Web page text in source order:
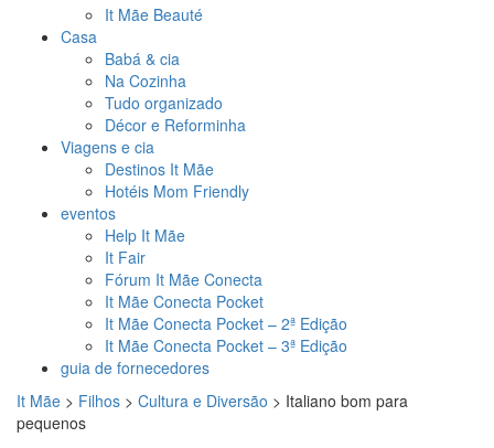
It Mãe Beauté
Casa
Babá & cia
Na Cozinha
Tudo organizado
Décor e Reforminha
Viagens e cia
Destinos It Mãe
Hotéis Mom Friendly
eventos
Help It Mãe
It Fair
Fórum It Mãe Conecta
It Mãe Conecta Pocket
It Mãe Conecta Pocket – 2ª Edição
It Mãe Conecta Pocket – 3ª Edição
guia de fornecedores
It Mãe > Filhos > Cultura e Diversão > Italiano bom para
pequenos